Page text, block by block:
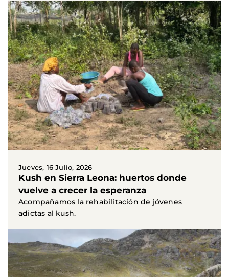
Jueves, 16 Julio, 2026
Kush en Sierra Leona: huertos donde
vuelve a crecer la esperanza
Acompañamos la rehabilitación de jóvenes
adictas al kush.